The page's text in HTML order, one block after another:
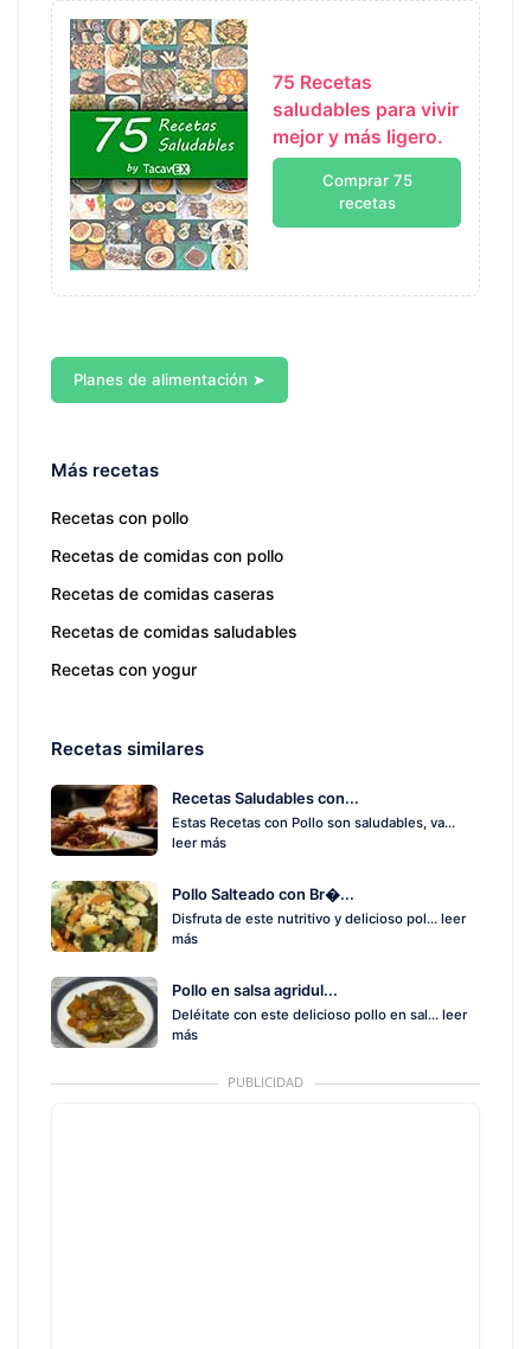
75 Recetas
saludables para vivir
mejor y más ligero.
Comprar 75
recetas
Planes de alimentación ➤
Más recetas
Recetas con pollo
Recetas de comidas con pollo
Recetas de comidas caseras
Recetas de comidas saludables
Recetas con yogur
Recetas similares
Recetas Saludables con...
Estas Recetas con Pollo son saludables, va...
leer más
Pollo Salteado con Br�...
Disfruta de este nutritivo y delicioso pol... leer
más
Pollo en salsa agridul...
Deléitate con este delicioso pollo en sal... leer
más
PUBLICIDAD